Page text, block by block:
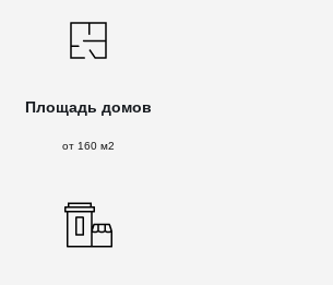
Площадь домов
от 160 м2